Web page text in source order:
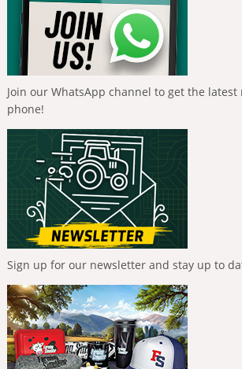
Join our WhatsApp channel to get the latest
phone!
Sign up for our newsletter and stay up to